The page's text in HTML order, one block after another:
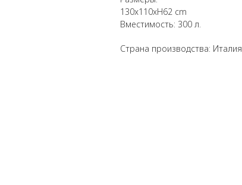
130x110xH62 cm
Вместимость: 300 л.
Страна производства: Италия